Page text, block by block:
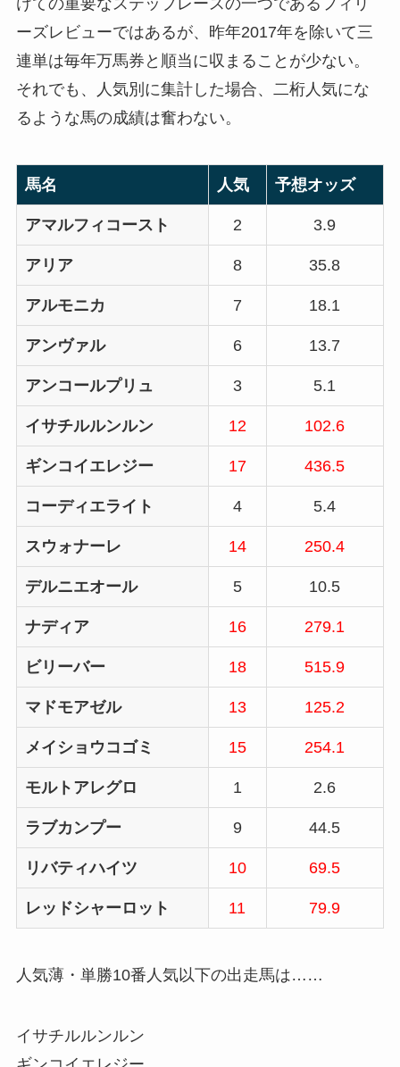
けての重要なステップレースの一つであるフィリ
ーズレビューではあるが、昨年2017年を除いて三
連単は毎年万馬券と順当に収まることが少ない。
それでも、人気別に集計した場合、二桁人気にな
るような馬の成績は奮わない。
馬名 人気 予想オッズ
アマルフィコースト 2 3.9
アリア 8 35.8
アルモニカ 7 18.1
アンヴァル 6 13.7
アンコールプリュ 3 5.1
イサチルルンルン 12 102.6
ギンコイエレジー 17 436.5
コーディエライト 4 5.4
スウォナーレ 14 250.4
デルニエオール 5 10.5
ナディア 16 279.1
ビリーバー 18 515.9
マドモアゼル 13 125.2
メイショウコゴミ 15 254.1
モルトアレグロ 1 2.6
ラブカンプー 9 44.5
リバティハイツ 10 69.5
レッドシャーロット 11 79.9
人気薄・単勝10番人気以下の出走馬は……
イサチルルンルン